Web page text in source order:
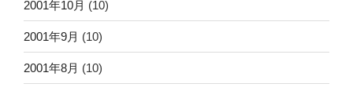
2001年10月 (10)
2001年9月 (10)
2001年8月 (10)